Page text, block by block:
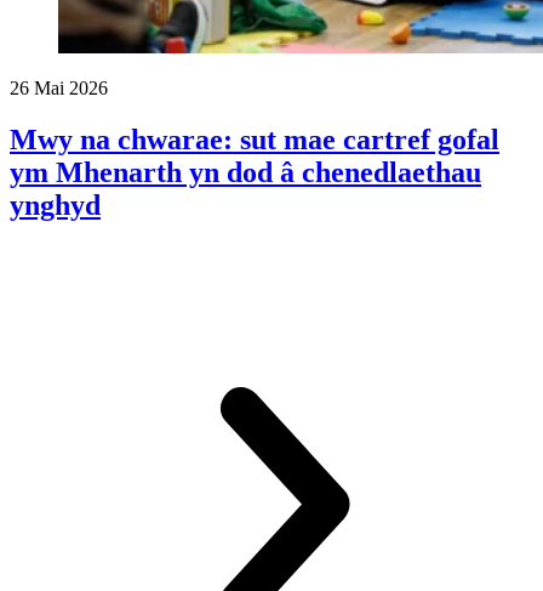
26 Mai 2026
Mwy na chwarae: sut mae cartref gofal
ym Mhenarth yn dod â chenedlaethau
ynghyd